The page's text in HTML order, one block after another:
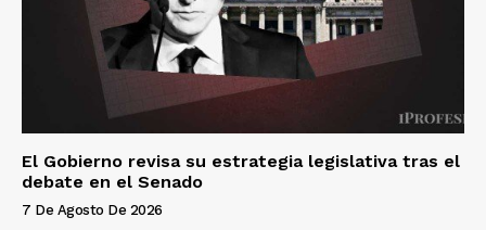
El Gobierno revisa su estrategia legislativa tras el
debate en el Senado
7 De Agosto De 2026